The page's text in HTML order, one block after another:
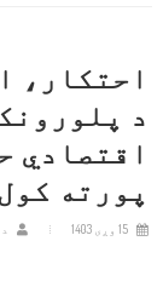
احتکار،
د
اقتصادي
پورته